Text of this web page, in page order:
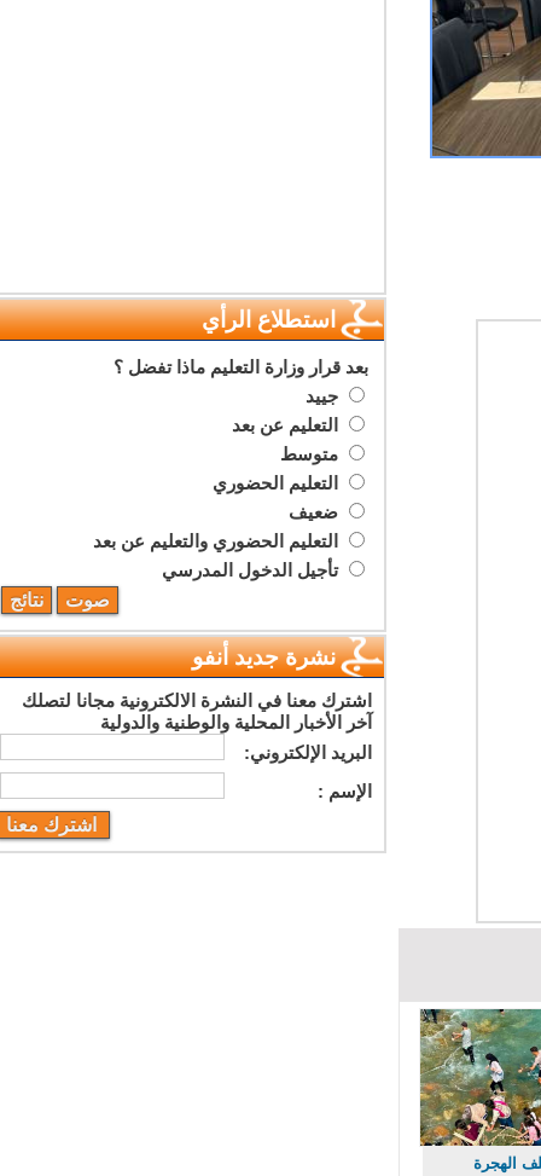
الهجرة
استطلاع الرأي
بعد قرار وزارة التعليم ماذا تفضل ؟
جييد
التعليم عن بعد
متوسط
التعليم الحضوري
ضعيف
التعليم الحضوري والتعليم عن بعد
تأجيل الدخول المدرسي
نشرة جديد أنفو
اشترك معنا في النشرة الالكترونية مجانا لتصلك
آخر الأخبار المحلية والوطنية والدولية
البريد اﻹلكتروني:
اﻹسم :